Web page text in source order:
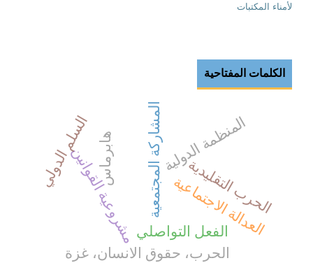
لأمناء المكتبات
الكلمات المفتاحية
المشاركة المجتمعيةالعدالة الاجتماعية مشروعية القوانين الفعل التواصلي
هابرماس المنظمة الدولية السلم الدولي الحرب التقليدية
الحرب، حقوق الانسان، غزة